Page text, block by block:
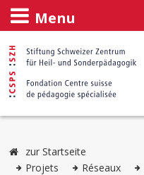
Menu
zur Startseite
Projets
Réseaux